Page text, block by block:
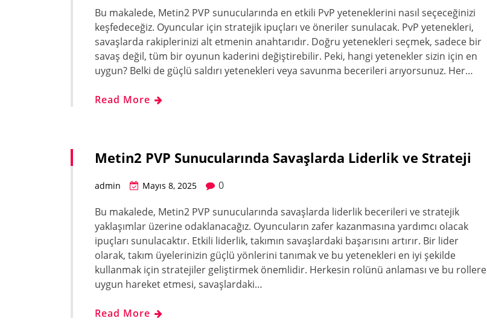
Bu makalede, Metin2 PVP sunucularında en etkili PvP yeteneklerini nasıl seçeceğinizi
keşfedeceğiz. Oyuncular için stratejik ipuçları ve öneriler sunulacak. PvP yetenekleri,
savaşlarda rakiplerinizi alt etmenin anahtarıdır. Doğru yetenekleri seçmek, sadece bir
savaş değil, tüm bir oyunun kaderini değiştirebilir. Peki, hangi yetenekler sizin için en
uygun? Belki de güçlü saldırı yetenekleri veya savunma becerileri arıyorsunuz. Her…
Read More
Metin2 PVP Sunucularında Savaşlarda Liderlik ve Strateji
admin Mayıs 8, 2025
0
Bu makalede, Metin2 PVP sunucularında savaşlarda liderlik becerileri ve stratejik
yaklaşımlar üzerine odaklanacağız. Oyuncuların zafer kazanmasına yardımcı olacak
ipuçları sunulacaktır. Etkili liderlik, takımın savaşlardaki başarısını artırır. Bir lider
olarak, takım üyelerinizin güçlü yönlerini tanımak ve bu yetenekleri en iyi şekilde
kullanmak için stratejiler geliştirmek önemlidir. Herkesin rolünü anlaması ve bu rollere
uygun hareket etmesi, savaşlardaki…
Read More